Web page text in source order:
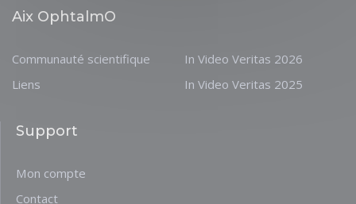
Aix OphtalmO
Communauté scientifique
Liens
In Video Veritas 2026
In Video Veritas 2025
Support
Mon compte
Contact